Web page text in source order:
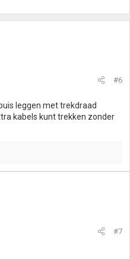
#6
leggen met trekdraad
kabels kunt trekken zonder
#7